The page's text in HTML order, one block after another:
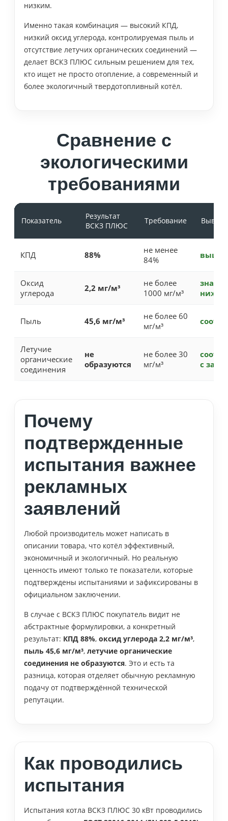
низким.
Именно такая комбинация — высокий КПД,
низкий оксид углерода, контролируемая пыль и
отсутствие летучих органических соединений —
делает ВСКЗ ПЛЮС сильным решением для тех,
кто ищет не просто отопление, а современный и
более экологичный твердотопливный котёл.
Сравнение с
экологическими
требованиями
Показатель
Результат
ВСКЗ ПЛЮС
Требование Вывод
КПД 88%
не менее
84%
выше
Оксид
углерода
2,2 мг/м³
не более
1000 мг/м³
ниже
Пыль 45,6 мг/м³
не более 60
мг/м³
Летучие
органические
соединения
не
образуются
не более 30
мг/м³
с
Почему
подтвержденные
испытания важнее
рекламных
заявлений
Любой производитель может написать в
описании товара, что котёл эффективный,
экономичный и экологичный. Но реальную
ценность имеют только те показатели, которые
подтверждены испытаниями и зафиксированы в
официальном заключении.
В случае с ВСКЗ ПЛЮС покупатель видит не
абстрактные формулировки, а конкретный
результат: КПД 88%, оксид углерода 2,2 мг/м³,
пыль 45,6 мг/м³, летучие органические
соединения не образуются. Это и есть та
разница, которая отделяет обычную рекламную
подачу от подтверждённой технической
репутации.
Как проводились
испытания
Испытания котла ВСКЗ ПЛЮС 30 кВт проводились